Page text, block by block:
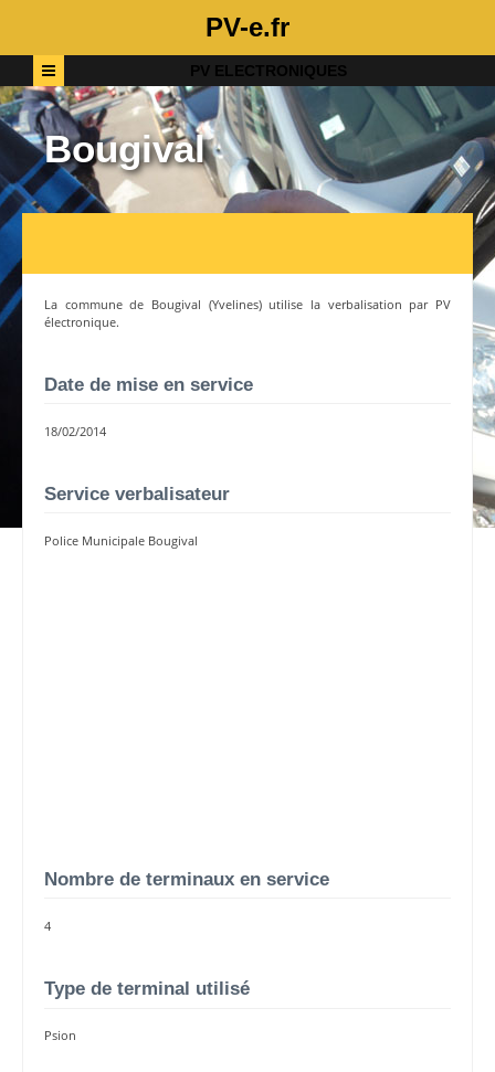
PV-e.fr
PV ELECTRONIQUES
Bougival
La commune de Bougival (Yvelines) utilise la verbalisation par PV
électronique.
Date de mise en service
18/02/2014
Service verbalisateur
Police Municipale Bougival
Nombre de terminaux en service
4
Type de terminal utilisé
Psion